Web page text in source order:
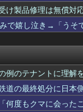
年頂点に居座っ...
口すぎワロタｗ...
より安く飲めてイ...
くれたのか・・...
ｗｗｗｗ
け製品修理は無償
で嬉し泣き→「う
例のテナントに理
道の最終処分に日
度もクマに会った